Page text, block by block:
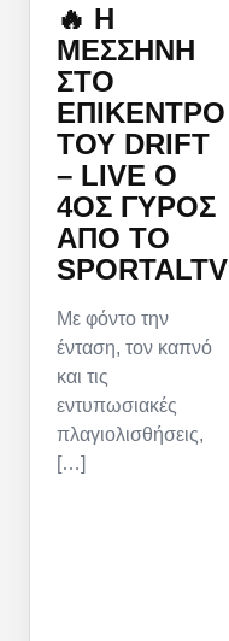
🔥 Η
ΜΕΣΣΉΝΗ
ΣΤΟ
ΕΠΊΚΕΝΤΡΟ
ΤΟΥ DRIFT
– LIVE Ο
4ΟΣ ΓΎΡΟΣ
ΑΠΌ ΤΟ
SPORTALTV
Με φόντο την
ένταση, τον καπνό
και τις
εντυπωσιακές
πλαγιολισθήσεις,
[…]